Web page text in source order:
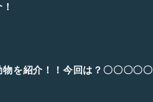
を紹介！！今回は？〇〇〇〇〇